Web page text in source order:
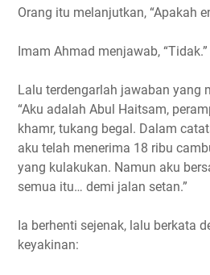
Orang itu melanjutkan, “Apakah
Imam Ahmad menjawab, “Tidak.”
Lalu terdengarlah jawaban yang
“Aku adalah Abul Haitsam,
khamr, tukang begal. Dalam
aku telah menerima 18 ribu
yang kulakukan. Namun aku
semua itu… demi jalan setan.”
Ia berhenti sejenak, lalu berkata
keyakinan: